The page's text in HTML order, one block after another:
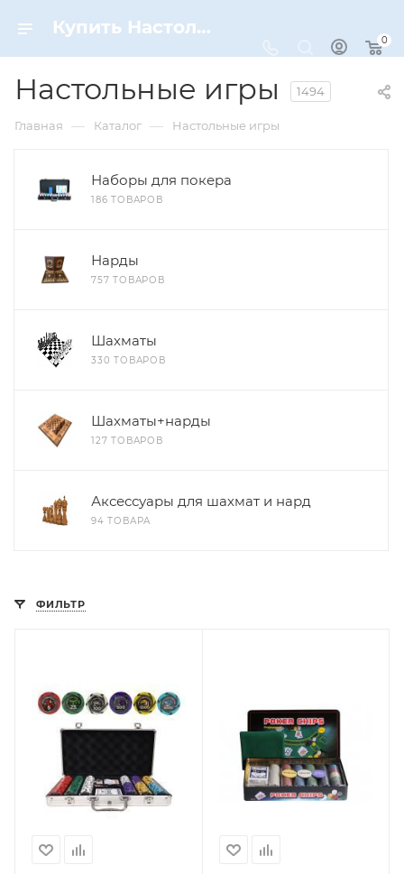
Купить Настольные игры по цене от 790 ₽ рублей в Москве с доставкой
0
Настольные игры 1494
Главная — Каталог — Настольные игры
Наборы для покера
186 ТОВАРОВ
Нарды
757 ТОВАРОВ
Шахматы
330 ТОВАРОВ
Шахматы+нарды
127 ТОВАРОВ
Аксессуары для шахмат и нард
94 ТОВАРА
ФИЛЬТР